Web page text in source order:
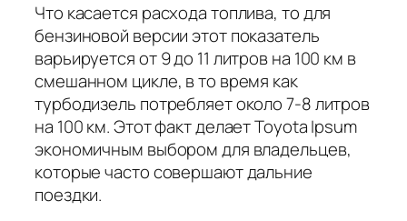
Что касается расхода топлива, то для
бензиновой версии этот показатель
варьируется от 9 до 11 литров на 100 км в
смешанном цикле, в то время как
турбодизель потребляет около 7-8 литров
на 100 км. Этот факт делает Toyota Ipsum
экономичным выбором для владельцев,
которые часто совершают дальние
поездки.